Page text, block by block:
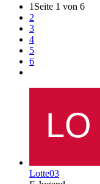
1 Seite 1 von 6
2
3
4
5
6
Lotte03